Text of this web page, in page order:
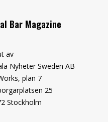
Bar Magazine
av
Nyheter Sweden AB
plan 7
25
Stockholm